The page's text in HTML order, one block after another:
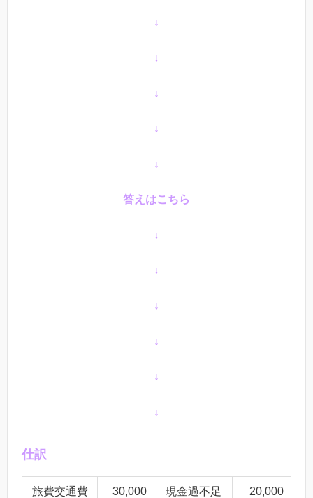
↓
↓
↓
↓
↓
答えはこちら
↓
↓
↓
↓
↓
↓
仕訳
旅費交通費 30,000 現金過不足 20,000